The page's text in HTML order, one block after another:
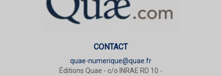
CONTACT
quae-numerique@quae.fr
Éditions Quae - c/o INRAE RD 10 -